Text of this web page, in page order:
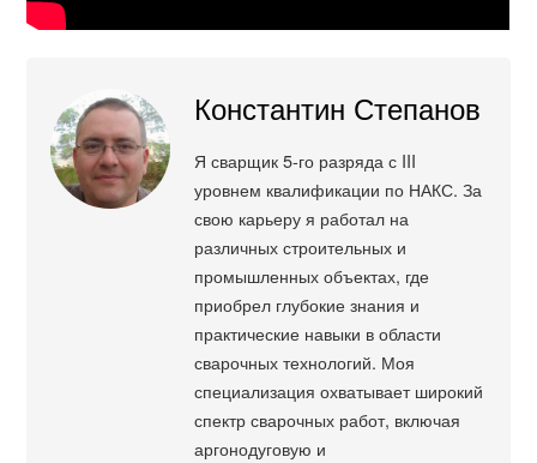
Константин Степанов
Я сварщик 5-го разряда с III
уровнем квалификации по НАКС. За
свою карьеру я работал на
различных строительных и
промышленных объектах, где
приобрел глубокие знания и
практические навыки в области
сварочных технологий. Моя
специализация охватывает широкий
спектр сварочных работ, включая
аргонодуговую и